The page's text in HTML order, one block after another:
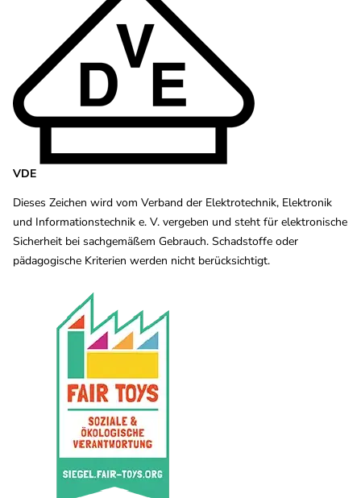
VDE
Dieses Zeichen wird vom Verband der Elektrotechnik, Elektronik
und Informationstechnik e. V. vergeben und steht für elektronische
Sicherheit bei sachgemäßem Gebrauch. Schadstoffe oder
pädagogische Kriterien werden nicht berücksichtigt.